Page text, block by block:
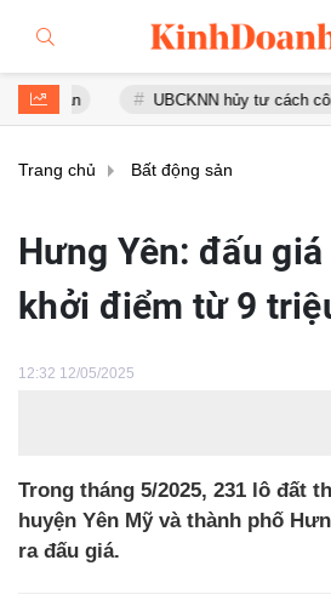
UBCKNN hủy tư cách công ty đại
Trang chủ Bất động sản
Hưng Yên: đấu
khởi điểm từ 9
12:32 12/05/2025
Trong tháng 5/2025, 231 lô đất
huyện Yên Mỹ và thành phố
ra đấu giá.